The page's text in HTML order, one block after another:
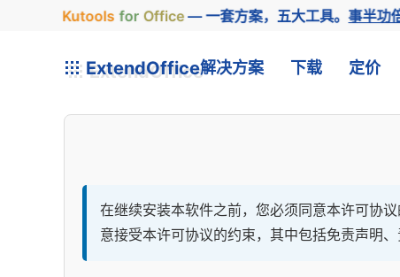
Kutools for Office— 一套方案，五大工具。 事半功
ExtendOffice解决方案 下载 定价
在继续安装本软件之前，您必须同意本许可协
意接受本许可协议的约束，其中包括免责声明、